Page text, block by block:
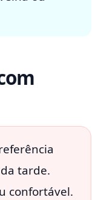
tarde.
confortável.